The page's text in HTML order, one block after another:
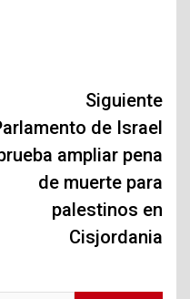
Siguiente
de Israel
ampliar pena
de muerte para
palestinos en
Cisjordania